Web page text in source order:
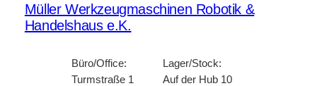
Müller Werkzeugmaschinen Robotik &
Handelshaus e.K.
Büro/Office:
Turmstraße 1
Lager/Stock:
Auf der Hub 10